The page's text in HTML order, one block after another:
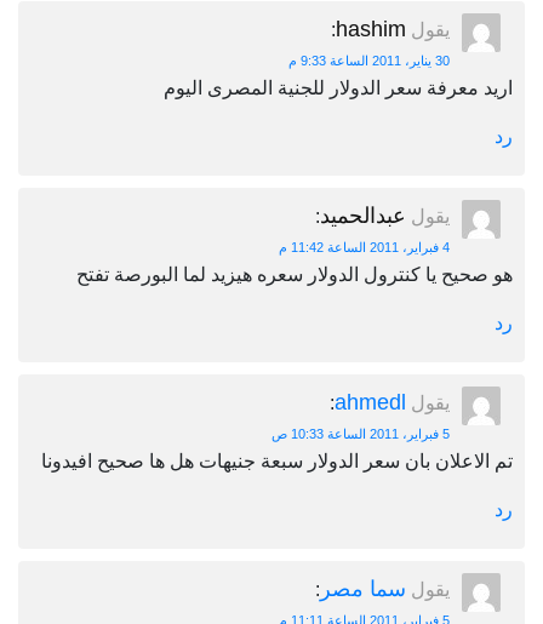
يقول hashim
سعر الدولار للجنية المصرى اليوم
يقول عبدالحميد:
يا كنترول الدولار سعره هيزيد لما البورصة تفتح
يقول ahmedl
بان سعر الدولار سبعة جنيهات هل ها صحيح افيدونا
يقول سما مصر: